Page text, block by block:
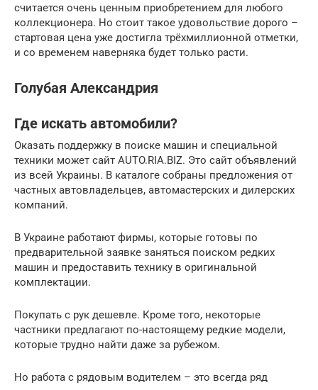
считается очень ценным приобретением для любого
коллекционера. Но стоит такое удовольствие дорого –
стартовая цена уже достигла трёхмиллионной отметки,
и со временем наверняка будет только расти.
Голубая Александрия
Где искать автомобили?
Оказать поддержку в поиске машин и специальной
техники может сайт AUTO.RIA.BIZ. Это сайт объявлений
из всей Украины. В каталоге собраны предложения от
частных автовладельцев, автомастерских и дилерских
компаний.
В Украине работают фирмы, которые готовы по
предварительной заявке заняться поиском редких
машин и предоставить технику в оригинальной
комплектации.
Покупать с рук дешевле. Кроме того, некоторые
частники предлагают по-настоящему редкие модели,
которые трудно найти даже за рубежом.
Но работа с рядовым водителем – это всегда ряд